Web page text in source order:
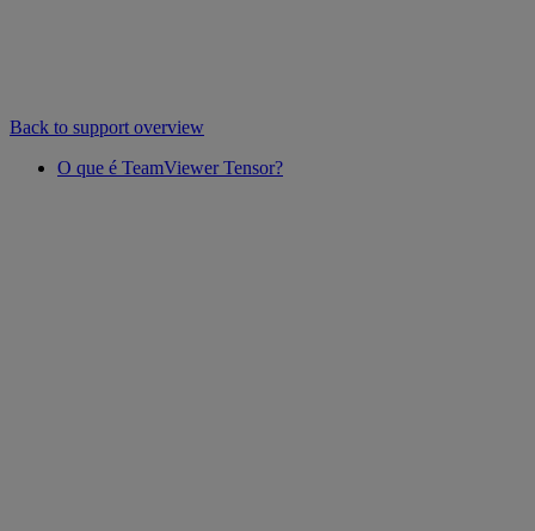
Back to support overview
O que é TeamViewer Tensor?